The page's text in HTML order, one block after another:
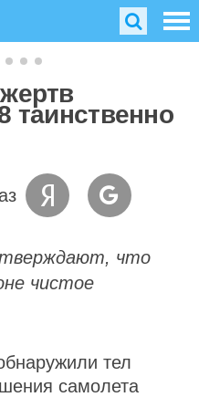
таинственно
что
чистое
тел
самолета